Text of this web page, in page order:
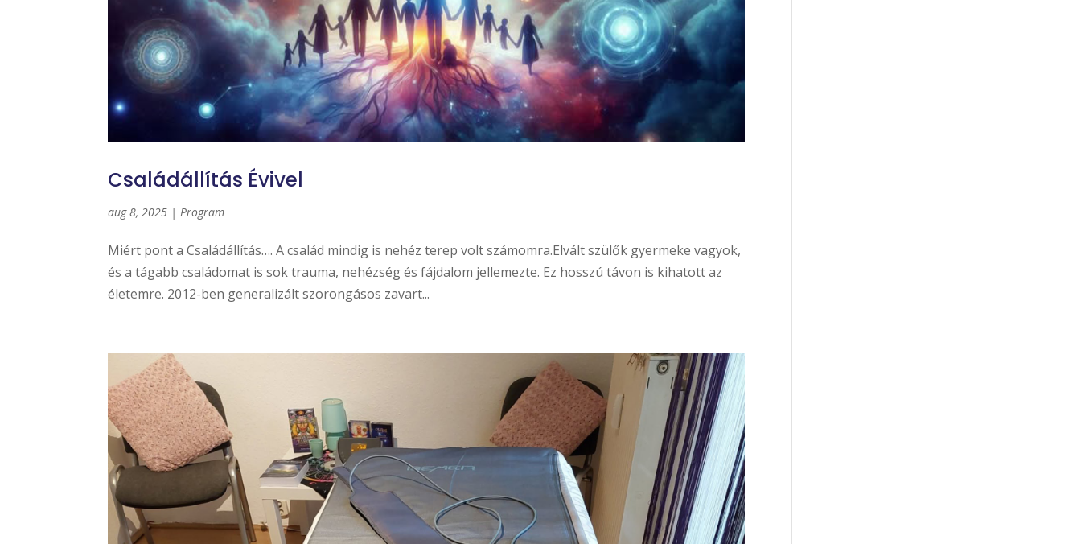
Családállítás Évivel
aug 8, 2025 |Program
Miért pont a Családállítás…. A család mindig is nehéz terep volt számomra.Elvált szülők gyermeke vagyok,
és a tágabb családomat is sok trauma, nehézség és fájdalom jellemezte. Ez hosszú távon is kihatott az
életemre. 2012-ben generalizált szorongásos zavart...